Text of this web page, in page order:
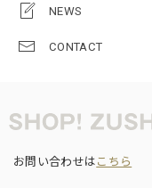
NEWS
CONTACT
お問い合わせは こちら